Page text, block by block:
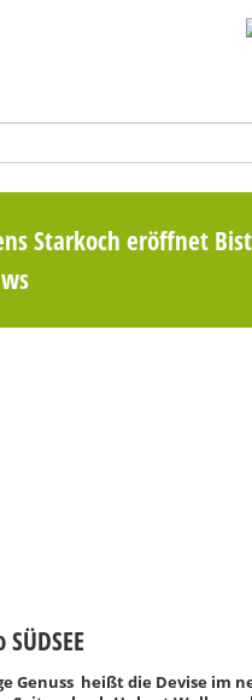
Starkoch eröffnet
Genuss heißt die Devise im